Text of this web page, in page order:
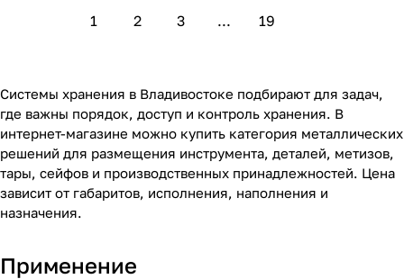
1 2 3 ... 19
Системы хранения в Владивостоке подбирают для задач,
где важны порядок, доступ и контроль хранения. В
интернет-магазине можно купить категория металлических
решений для размещения инструмента, деталей, метизов,
тары, сейфов и производственных принадлежностей. Цена
зависит от габаритов, исполнения, наполнения и
назначения.
Применение